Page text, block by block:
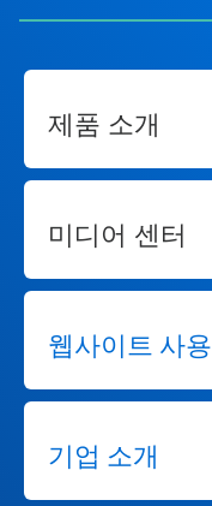
제품 소개
미디어 센터
웹사이트 사용
기업 소개